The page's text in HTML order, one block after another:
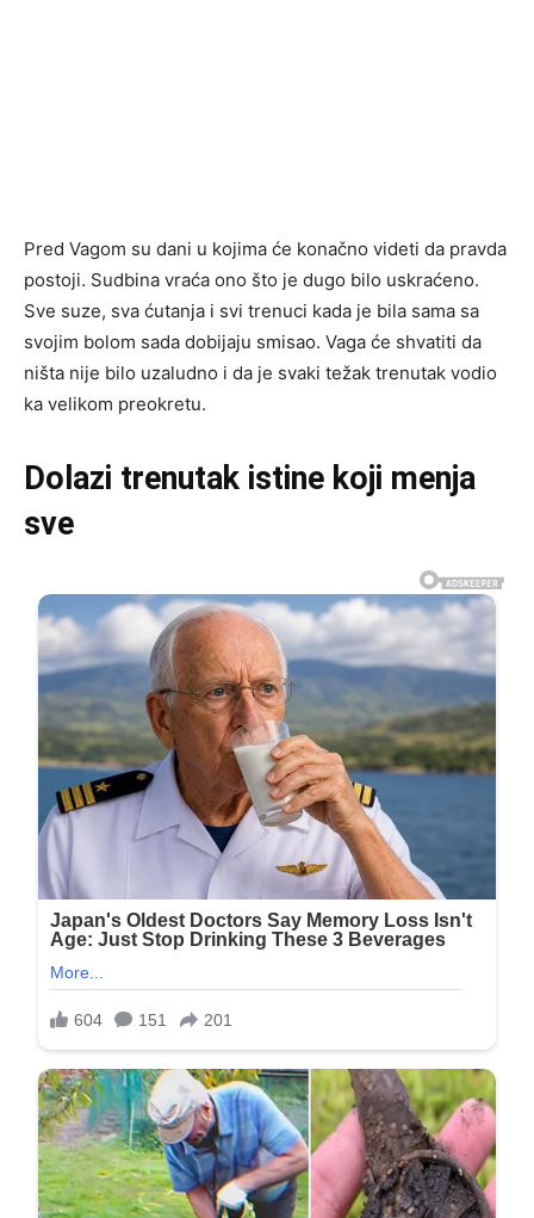
Pred Vagom su dani u kojima će konačno videti da pravda
postoji. Sudbina vraća ono što je dugo bilo uskraćeno.
Sve suze, sva ćutanja i svi trenuci kada je bila sama sa
svojim bolom sada dobijaju smisao. Vaga će shvatiti da
ništa nije bilo uzaludno i da je svaki težak trenutak vodio
ka velikom preokretu.
Dolazi trenutak istine koji menja
sve